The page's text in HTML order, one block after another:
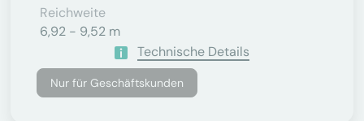
Reichweite
6,92 - 9,52 m
Technische Details
Nur für Geschäftskunden